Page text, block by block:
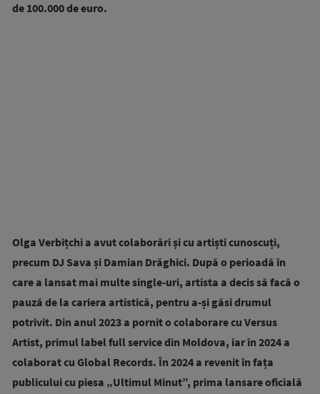
de 100.000 de euro.
Olga Verbițchi a avut colaborări și cu artiști cunoscuți,
precum DJ Sava și Damian Drăghici. După o perioadă în
care a lansat mai multe single-uri, artista a decis să facă o
pauză de la cariera artistică, pentru a-și găsi drumul
potrivit. Din anul 2023 a pornit o colaborare cu Versus
Artist, primul label full service din Moldova, iar în 2024 a
colaborat cu Global Records. În 2024 a revenit în fața
publicului cu piesa „Ultimul Minut”, prima lansare oficială